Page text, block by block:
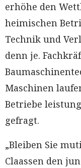
erhöhe den
heimischen
Technik und
denn je.
Maschinen
Betriebe
gefragt.
„Bleiben Sie
Claassen den